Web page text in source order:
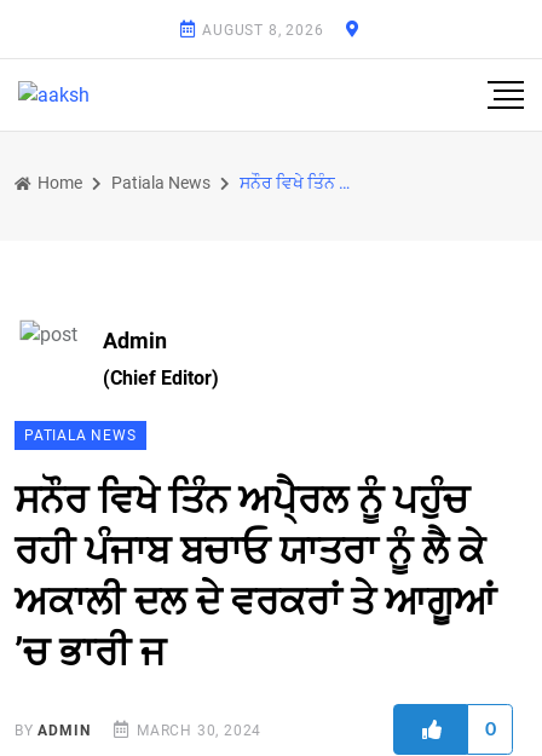
AUGUST 8, 2026
Home Patiala News ਸਨੌਰ ਵਿਖੇ ਤਿੰਨ ਅਪੈ੍ਰਲ ਨੂੰ ਪਹੁੰਚ ਰਹੀ ਪੰਜਾਬ ਬਚਾਓ ਯਾਤਰਾ ਨੂੰ ਲੈ ਕੇ ਅਕਾਲੀ ਦਲ ਦੇ ਵਰਕਰਾਂ ਤੇ ਆਗੂਆਂ ’ਚ ਭਾਰੀ ਜ
Admin
(Chief Editor)
PATIALA NEWS
ਸਨੌਰ ਵਿਖੇ ਤਿੰਨ ਅਪੈ੍ਰਲ ਨੂੰ ਪਹੁੰਚ
ਰਹੀ ਪੰਜਾਬ ਬਚਾਓ ਯਾਤਰਾ ਨੂੰ ਲੈ ਕੇ
ਅਕਾਲੀ ਦਲ ਦੇ ਵਰਕਰਾਂ ਤੇ ਆਗੂਆਂ
’ਚ ਭਾਰੀ ਜ
BYADMIN MARCH 30, 2024 0